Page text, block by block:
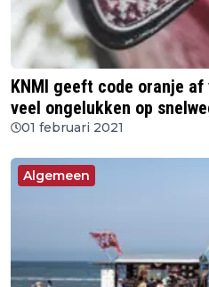
KNMI geeft code oranje
veel ongelukken op
01 februari 2021
Algemeen